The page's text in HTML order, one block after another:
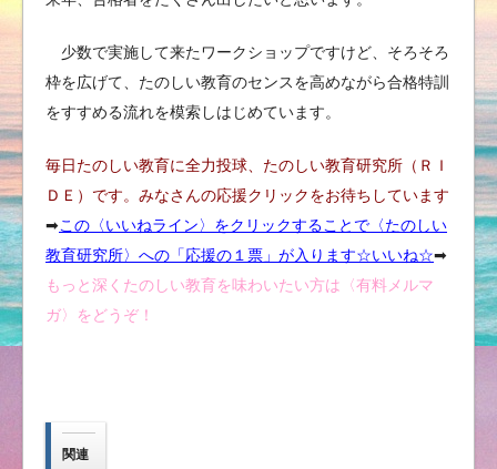
少数で実施して来たワークショップですけど、そろそろ
枠を広げて、たのしい教育のセンスを高めながら合格特訓
をすすめる流れを模索しはじめています。
毎日たのしい教育に全力投球、たのしい教育研究所（ＲＩ
ＤＥ）です。みなさんの応援クリックをお待ちしています
➡︎この〈いいねライン〉をクリックすることで〈たのしい
教育研究所〉への「応援の１票」が入ります☆いいね☆➡︎
もっと深くたのしい教育を味わいたい方は〈有料メルマ
ガ〉をどうぞ！
関連